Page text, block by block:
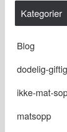
Kategorier
Blog
dodelig-
ikke-mat-
matsopp